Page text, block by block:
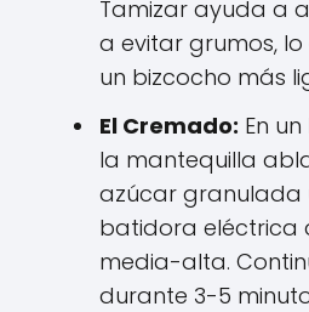
Tamizar ayuda a
a evitar grumos,
un bizcocho más
El Cremado: En
la mantequilla
azúcar granulada
batidora eléctrica
media-alta.
durante 3-5